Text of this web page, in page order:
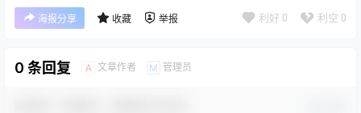
海报分享 收藏 举报 利好 0 利空 0
0 条回复 A 文章作者 M 管理员